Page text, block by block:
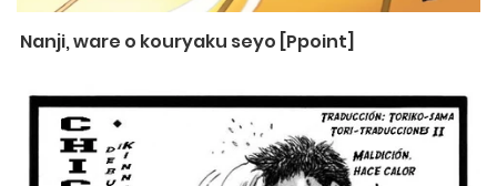
Nanji, ware o kouryaku seyo [Ppoint]